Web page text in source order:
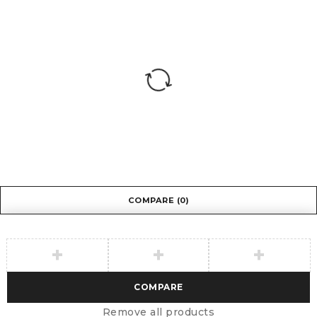
COMPARE (0)
COMPARE
Remove all products